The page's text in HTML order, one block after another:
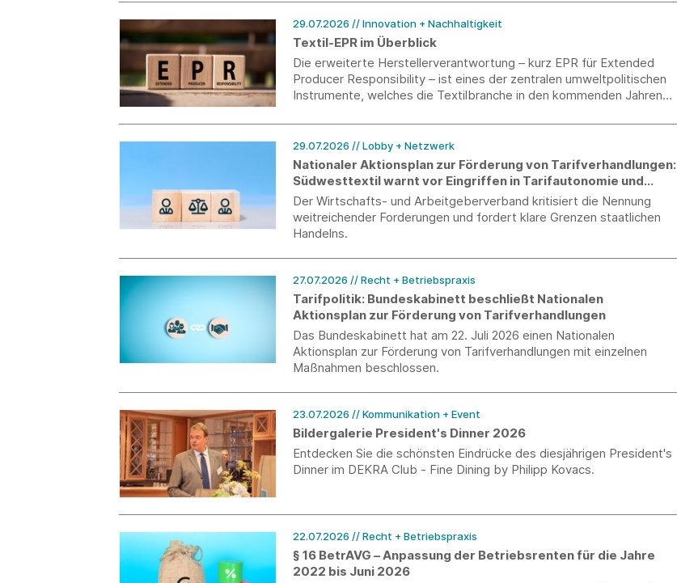
29.07.2026 // Innovation + Nachhaltigkeit
Textil-EPR im Überblick
Die erweiterte Herstellerverantwortung – kurz EPR für Extended
Producer Responsibility – ist eines der zentralen umweltpolitischen
Instrumente, welches die Textilbranche in den kommenden Jahren
aktuellen Stand über die relevanten Export- und Zielmärkte hinweg
und macht auf einen Blick sichtbar, wo bereits Pflichten bestehen
und wo Systeme derzeit noch im Aufbau sind.
29.07.2026 // Lobby + Netzwerk
Nationaler Aktionsplan zur Förderung von Tarifverhandlungen:
Südwesttextil warnt vor Eingriffen in Tarifautonomie und
Koalitionsfreiheit
Der Wirtschafts- und Arbeitgeberverband kritisiert die Nennung
weitreichender Forderungen und fordert klare Grenzen staatlichen
Handelns.
27.07.2026 // Recht + Betriebspraxis
Tarifpolitik: Bundeskabinett beschließt Nationalen
Aktionsplan zur Förderung von Tarifverhandlungen
Das Bundeskabinett hat am 22. Juli 2026 einen Nationalen
Aktionsplan zur Förderung von Tarifverhandlungen mit einzelnen
Maßnahmen beschlossen.
23.07.2026 // Kommunikation + Event
Bildergalerie President's Dinner 2026
Entdecken Sie die schönsten Eindrücke des diesjährigen President's
Dinner im DEKRA Club - Fine Dining by Philipp Kovacs.
22.07.2026 // Recht + Betriebspraxis
§ 16 BetrAVG – Anpassung der Betriebsrenten für die Jahre
2022 bis Juni 2026